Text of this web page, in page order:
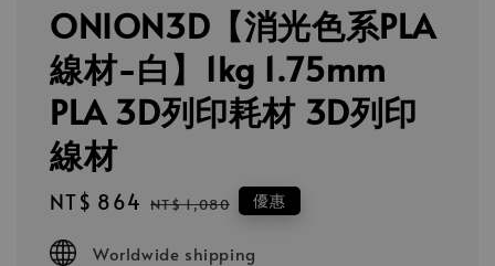
ONION3D【消光色系PLA
線材-白】1kg 1.75mm
PLA 3D列印耗材 3D列印
線材
Sale
NT$ 864 Regular
NT$ 1,080 優惠
Worldwide shipping